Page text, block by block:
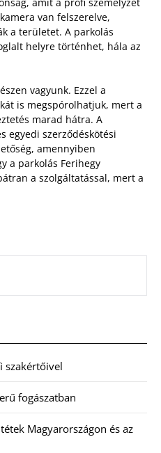
van felszerelve,
a területet. A parkolás
helyre történhet, hála az
vagyunk. Ezzel a
is megspórolhatjuk, mert a
marad hátra. A
egyedi szerződéskötési
amennyiben
a parkolás Ferihegy
a szolgáltatással, mert a
szakértőivel
fogászatban
Magyarországon és az